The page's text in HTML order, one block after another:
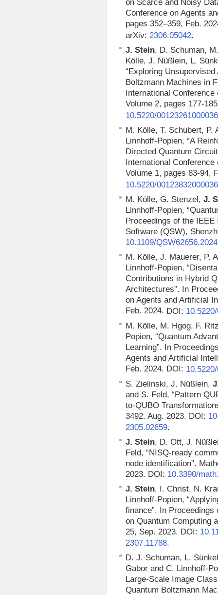
on Scarce and Noisy
Conference on Agents
pages 352–359, Feb.
arXiv:2306.05042.
J. Stein, D. Schuman,
Kölle, J. Nüßlein, L.
“Exploring
Boltzmann Machines in
International
Volume 2, pages 177-
10.5220/
M. Kölle, T. Schubert, P.
Linnhoff-Popien, “A
Directed Quantum
International
Volume 1, pages 83-94,
10.5220/
M. Kölle, G. Stenzel,J.
Linnhoff-Popien,
Proceedings of the
Software (QSW),
10.1109/
M. Kölle, J. Mauerer, P.
Linnhoff-Popien,
Contributions in Hybrid
Architectures”. In
on Agents and Artificial
Feb. 2024. DOI:
M. Kölle, M. Hgog, F.
Popien, “Quantum
Learning”. In
Agents and Artificial
Feb. 2024. DOI:
S. Zielinski, J. Nüßlein,
and S. Feld, “Pattern
to-QUBO
3492. Aug. 2023. DOI:
2305.02659.
J. Stein, D. Ott, J.
Feld, “NISQ-ready
node identification”.
2023. DOI: 10.3390/
J. Stein, I. Christ, N.
Linnhoff-Popien,
finance”. In
on Quantum Computing
25, Sep. 2023. DOI:
2307.11788.
D. J. Schuman, L.
Gabor and C. Linnhoff-
Large-Scale Image
Quantum Boltzmann